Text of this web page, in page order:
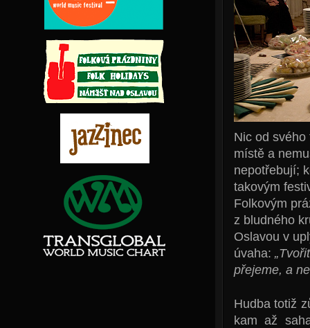
Nic od
místě a
nepotřebují;
takovým
Folkovým
z bludného
Oslavou v
úvaha:
přejeme, a
Hudba totiž
kam až